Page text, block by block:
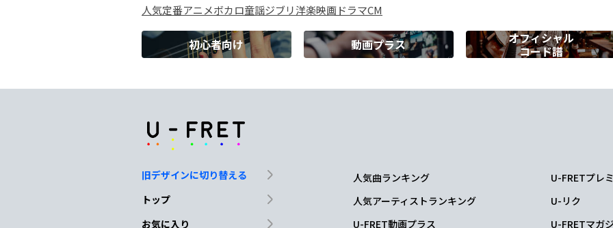
乾杯し よう、さぁ肩にの った 荷物は
すり減
Am
らした笑顔も
F
今日は 僕らが
G
全て取り返す
C
番だ
G
取りこ
Am
朝の 光へと変えてきた んだ 僕らの出 会いに乾杯を
人気定番アニメボカロ童謡ジブリ洋楽映画ドラマCM
初心者向け 動画プラス
オフィシャル
コード譜
旧デザインに切り替える
トップ
お気に入り
人気曲ランキング
人気アーティストランキング
U-FRET動画プラス
U-FRETプレ
U-リク
U-FRETマガ